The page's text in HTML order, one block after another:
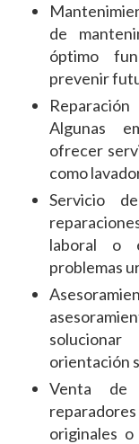
de
óptimo
prevenir
Algunas
ofrecer
como
Servicio
laboral o
problemas
orientación
Venta de
originales